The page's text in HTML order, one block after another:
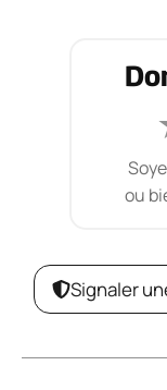
ou
Signaler